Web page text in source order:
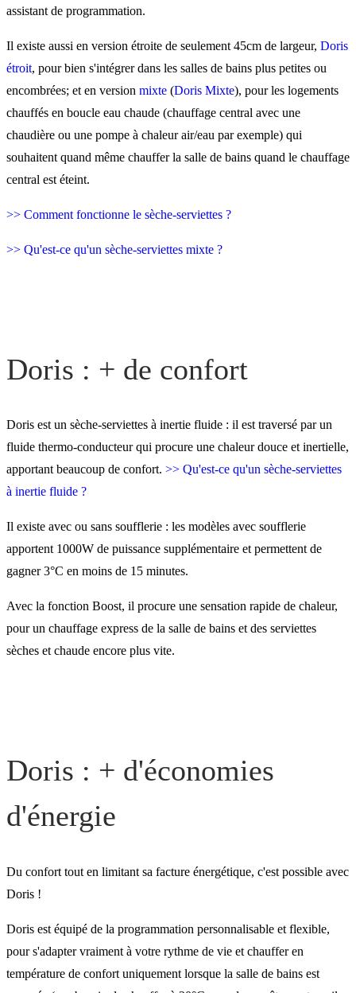
Doris : + de design
assistant de programmation.
Il existe aussi en version étroite de seulement 45cm de largeur, Doris
étroit, pour bien s'intégrer dans les salles de bains plus petites ou
encombrées; et en version mixte (Doris Mixte), pour les logements
chauffés en boucle eau chaude (chauffage central avec une
chaudière ou une pompe à chaleur air/eau par exemple) qui
souhaitent quand même chauffer la salle de bains quand le chauffage
central est éteint.
>> Comment fonctionne le sèche-serviettes ?
>> Qu'est-ce qu'un sèche-serviettes mixte ?
Doris : + de confort
Doris est un sèche-serviettes à inertie fluide : il est traversé par un
fluide thermo-conducteur qui procure une chaleur douce et inertielle,
apportant beaucoup de confort. >> Qu'est-ce qu'un sèche-serviettes
à inertie fluide ?
Il existe avec ou sans soufflerie : les modèles avec soufflerie
apportent 1000W de puissance supplémentaire et permettent de
gagner 3°C en moins de 15 minutes.
Avec la fonction Boost, il procure une sensation rapide de chaleur,
pour un chauffage express de la salle de bains et des serviettes
sèches et chaude encore plus vite.
Doris : + d'économies
d'énergie
Du confort tout en limitant sa facture énergétique, c'est possible avec
Doris !
Doris est équipé de la programmation personnalisable et flexible,
pour s'adapter vraiment à votre rythme de vie et chauffer en
température de confort uniquement lorsque la salle de bains est